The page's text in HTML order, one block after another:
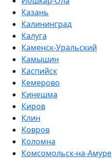
Казань
Калининград
Калуга
Каменск-Уральский
Камышин
Каспийск
Кемерово
Кинешма
Киров
Клин
Ковров
Коломна
Комсомольск-на-Амуре